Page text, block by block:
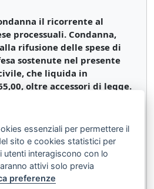
il ricorrente al
processuali. Condanna,
rifusione delle spese di
sostenute nel presente
che liquida in
oltre accessori di legge.
presente provvedimento
n.196/03 in quanto imposto
30 gennaio 2023.
essenziali per permettere il
sito e cookies statistici per
utenti interagiscono con lo
attivi solo previa
preferenze